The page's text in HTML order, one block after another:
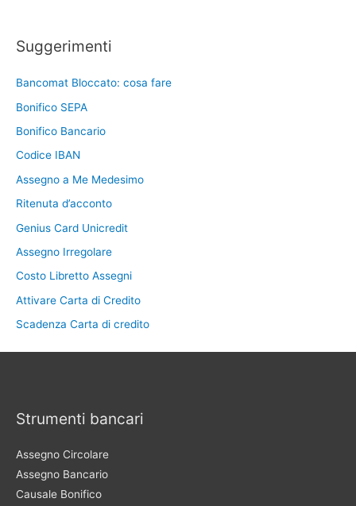
Suggerimenti
Bancomat Bloccato: cosa fare
Bonifico SEPA
Bonifico Bancario
Codice IBAN
Assegno a Me Medesimo
Ritenuta d’acconto
Genius Card Unicredit
Assegno Irregolare
Costo Libretto Assegni
Attivare Carta di Credito
Scadenza Carta di credito
Strumenti bancari
Assegno Circolare
Assegno Bancario
Causale Bonifico